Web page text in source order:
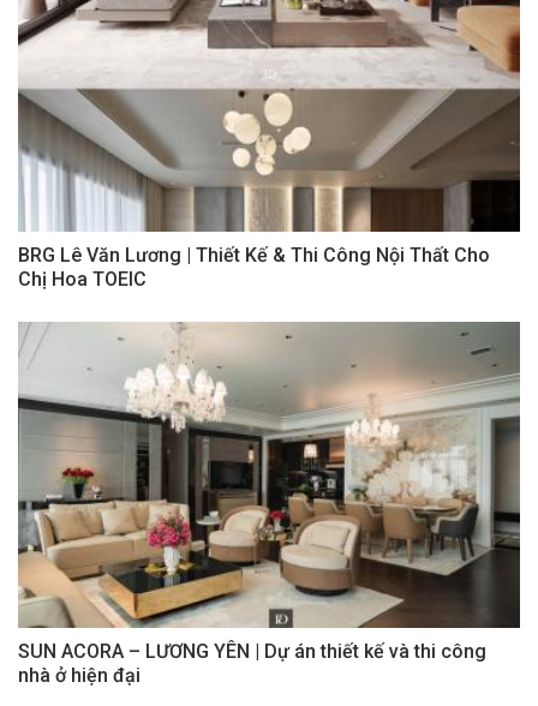
BRG Lê Văn Lương | Thiết Kế & Thi Công Nội Thất Cho
Chị Hoa TOEIC
SUN ACORA – LƯƠNG YÊN | Dự án thiết kế và thi công
nhà ở hiện đại